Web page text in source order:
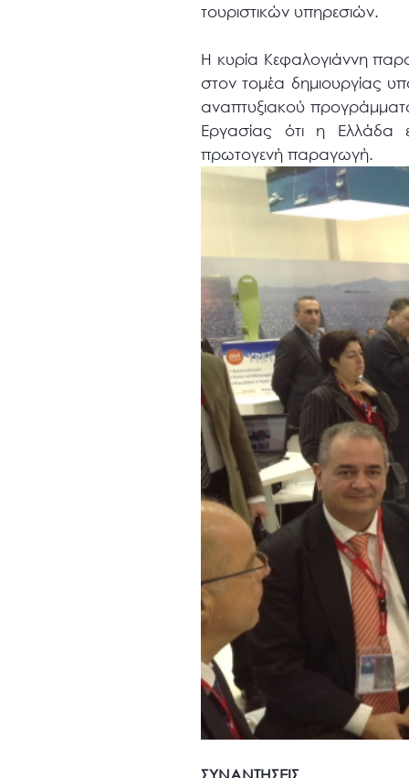
τουριστικών υπηρεσιών.
Η κυρία Κεφαλογιάννη
στον τομέα δημιουργίας
αναπτυξιακού
Εργασίας ότι η Ελλάδα
πρωτογενή παραγωγή.